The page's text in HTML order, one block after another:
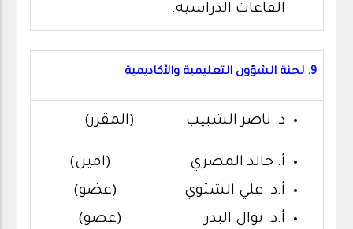
القاعات الدراسية.
9. لجنة الشؤون التعليمية والأكاديمية
د. ناصر الشبيب (المقرر)
أ. خالد المصري (امين)
أ.د. علي الشتوي (عضو)
أ.د. نوال البدر (عضو)